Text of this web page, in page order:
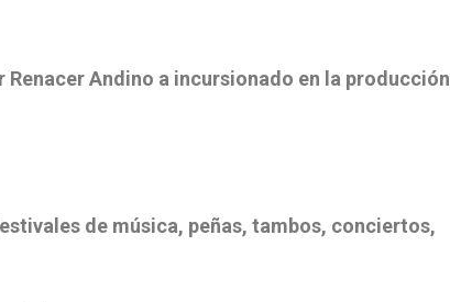
Andino a incursionado en la producción
de música, peñas, tambos, conciertos,